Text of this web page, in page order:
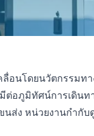
นโดยนวัตกรรมท
ภูมิทัศน์การเดินท
ง หน่วยงานกำกับ